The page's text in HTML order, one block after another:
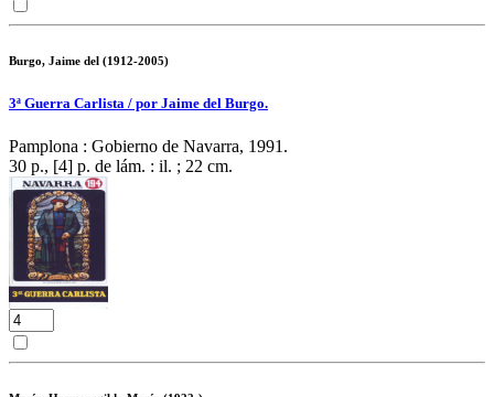
Burgo, Jaime del (1912-2005)
3ª Guerra Carlista / por Jaime del Burgo.
Pamplona : Gobierno de Navarra, 1991.
30 p., [4] p. de lám. : il. ; 22 cm.